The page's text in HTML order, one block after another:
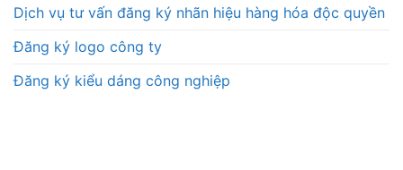
Dịch vụ tư vấn đăng ký nhãn hiệu hàng hóa độc quyền
Đăng ký logo công ty
Đăng ký kiểu dáng công nghiệp